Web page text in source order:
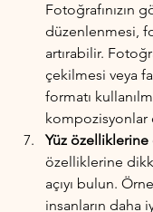
Fotoğrafınızın
düzenlenmesi,
artırabilir.
çekilmesi veya
formatı
kompozisyonlar
Yüz
özelliklerine
açıyı bulun.
insanların daha